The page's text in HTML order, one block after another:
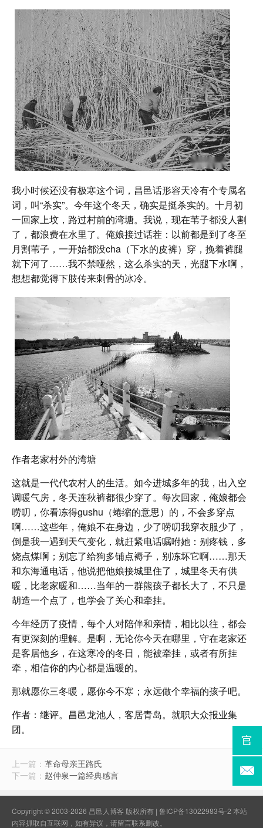
我小时候还没有极寒这个词，昌邑话形容天冷有个专属名
词，叫“杀实”。今年这个冬天，确实是挺杀实的。十月初
一回家上坟，路过村前的湾塘。我说，现在苇子都没人割
了，都浪费在水里了。俺娘接过话茬：以前都是到了冬至
月割苇子，一开始都没cha（下水的皮裤）穿，挽着裤腿
就下河了……我不禁哑然，这么杀实的天，光腿下水啊，
想想都觉得下肢传来刺骨的冰冷。
作者老家村外的湾塘
这就是一代代农村人的生活。如今进城多年的我，出入空
调暖气房，冬天连秋裤都很少穿了。每次回家，俺娘都会
唠叨，你看冻得gushu（蜷缩的意思）的，不会多穿点
啊……这些年，俺娘不在身边，少了唠叨我穿衣服少了，
倒是我一遇到天气变化，就赶紧电话嘱咐她：别疼钱，多
烧点煤啊；别忘了给狗多铺点褥子，别冻坏它啊……那天
和东海通电话，他说把他娘接城里住了，城里冬天有供
暖，比老家暖和……当年的一群熊孩子都长大了，不只是
胡造一个点了，也学会了关心和牵挂。
今年经历了疫情，每个人对陪伴和亲情，相比以往，都会
有更深刻的理解。是啊，无论你今天在哪里，守在老家还
是客居他乡，在这寒冷的冬日，能被牵挂，或者有所挂
牵，相信你的内心都是温暖的。
那就愿你三冬暖，愿你今不寒；永远做个幸福的孩子吧。
作者：继评。昌邑龙池人，客居青岛。就职大众报业集
团。
上一篇： 革命母亲王路氏
下一篇： 赵仲泉一篇经典感言
Copyright © 2003-2026 昌邑人博客 版权所有 | 鲁ICP备13022983号-2 本站
内容抓取自互联网，如有异议，请留言联系删改。